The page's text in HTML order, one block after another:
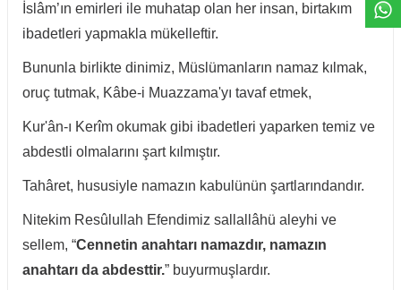
İslâm’ın emirleri ile muhatap olan her insan, birtakım
ibadetleri yapmakla mükelleftir.
Bununla birlikte dinimiz, Müslümanların namaz kılmak,
oruç tutmak, Kâbe-i Muazzama'yı tavaf etmek,
Kur'ân-ı Kerîm okumak gibi ibadetleri yaparken temiz ve
abdestli olmalarını şart kılmıştır.
Tahâret, hususiyle namazın kabulünün şartlarındandır.
Nitekim Resûlullah Efendimiz sallallâhü aleyhi ve
sellem, “Cennetin anahtarı namazdır, namazın
anahtarı da abdesttir.” buyurmuşlardır.